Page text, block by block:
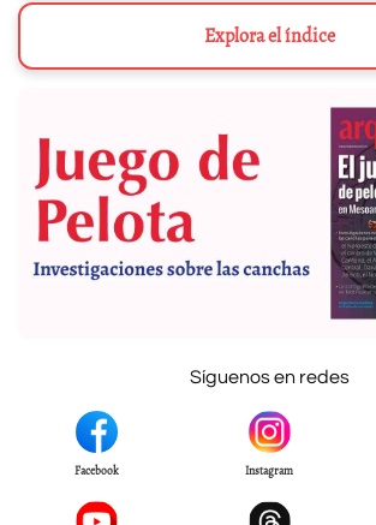
Explora el índice
Síguenos en redes
Facebook Instagram